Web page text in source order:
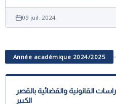
09 juil. 2024
Année académique 2024/2025
القانونية والقضائية بالقصر
الكبير